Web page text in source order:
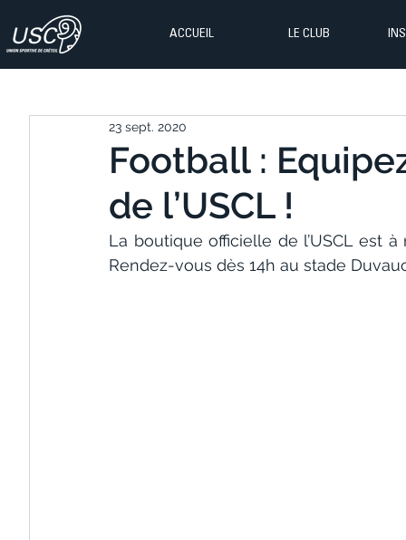
ACCUEIL LE CLUB
Football :
de l’USCL !
23 sept. 2020
La boutique officielle de l’USCL est
Rendez-vous dès 14h au stade